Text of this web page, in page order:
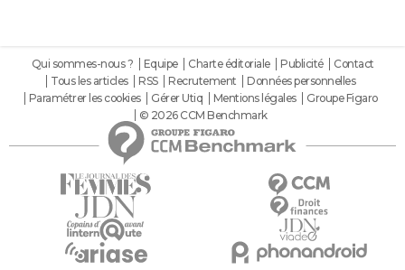
Qui sommes-nous ? Equipe Charte éditoriale Publicité
Contact
Tous les articles
RSS Recrutement
Données personnelles
Paramétrer les cookies
Gérer Utiq Mentions légales
Groupe Figaro
© 2026 CCM Benchmark